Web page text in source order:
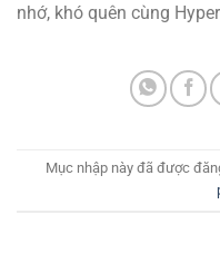
nhớ, khó quên cùng
Mục nhập này đã được